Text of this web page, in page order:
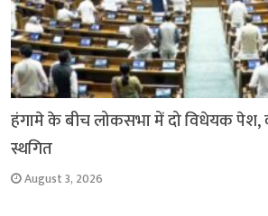
हंगामे के बीच लोकसभा में दो विधेयक पेश,
स्थगित
August 3, 2026